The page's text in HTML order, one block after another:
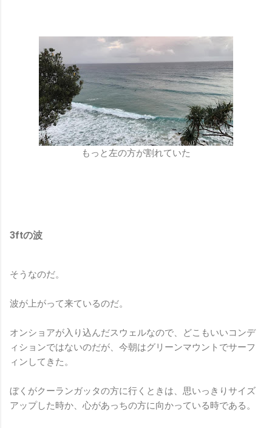
もっと左の方が割れていた
3ftの波
そうなのだ。
波が上がって来ているのだ。
オンショアが入り込んだスウェルなので、どこもいいコンデ
ィションではないのだが、今朝はグリーンマウントでサーフ
ィンしてきた。
ぼくがクーランガッタの方に行くときは、思いっきりサイズ
アップした時か、心があっちの方に向かっている時である。